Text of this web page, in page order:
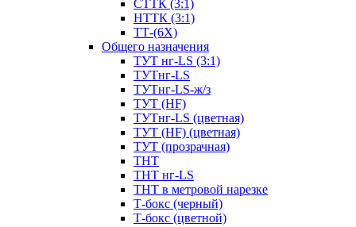
СТТК (3:1)
НТТК (3:1)
ТТ-(6Х)
Общего назначения
ТУТ нг-LS (3:1)
ТУТнг-LS
ТУТнг-LS-ж/з
ТУТ (HF)
ТУТнг-LS (цветная)
ТУТ (HF) (цветная)
ТУТ (прозрачная)
ТНТ
ТНТ нг-LS
ТНТ в метровой нарезке
Т-бокс (черный)
Т-бокс (цветной)